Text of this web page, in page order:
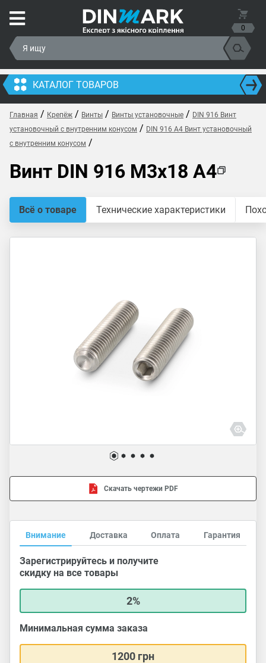
0
КАТАЛОГ ТОВАРОВ
Главная / Крепёж / Винты / Винты установочные / DIN 916 Винт
установочный с внутренним конусом / DIN 916 A4 Винт установочный
с внутренним конусом /
Винт DIN 916 M3x18 A4
Всё о товаре Технические характеристики
Скачать чертежи PDF
Внимание Доставка Оплата Гарантия
Зарегистрируйтесь и получите
скидку на все товары
2%
Минимальная сумма заказа
1200 грн